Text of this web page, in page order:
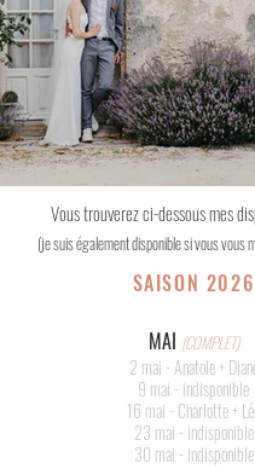
Vous trouverez ci-dessous mes
(je suis également disponible si vous vous
SAISON 2026
MAI (COMPLET)
2 mai - Anatole +
9 mai - indisponible
16 mai - Charlotte +
23 mai - indisponible
30 mai - indisponible